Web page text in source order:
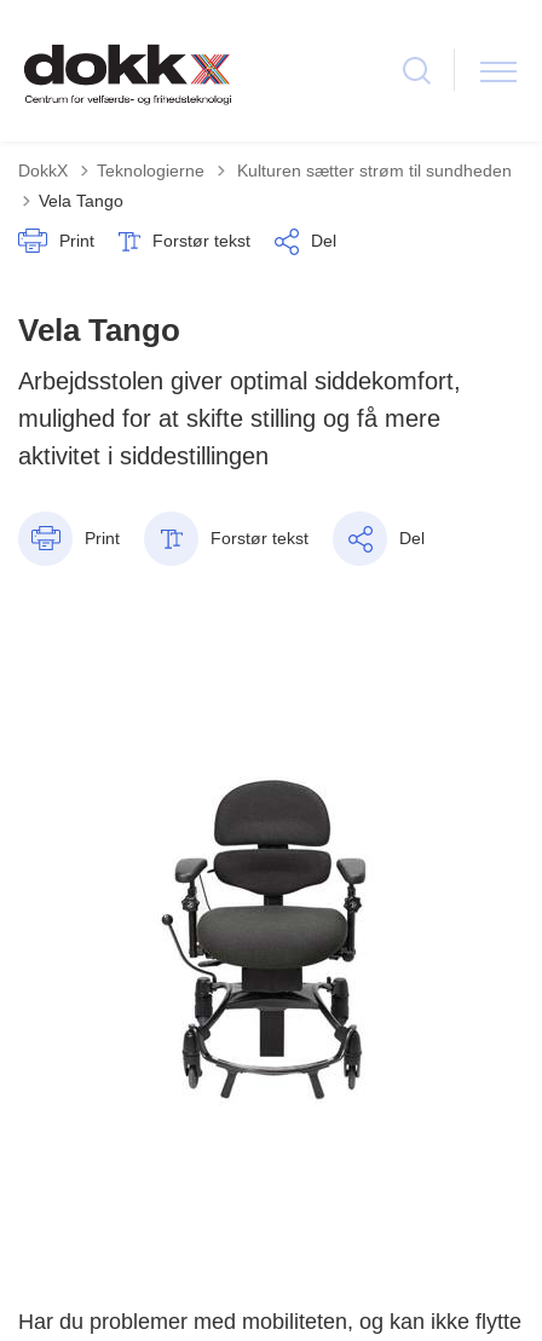
DokkX Teknologierne Tilbage til
Kulturen sætter strøm til sundheden
Vela Tango
Print Forstør tekst Del
Vela Tango
Arbejdsstolen giver optimal siddekomfort,
mulighed for at skifte stilling og få mere
aktivitet i siddestillingen
Print Forstør tekst Del
Har du problemer med mobiliteten, og kan ikke flytte